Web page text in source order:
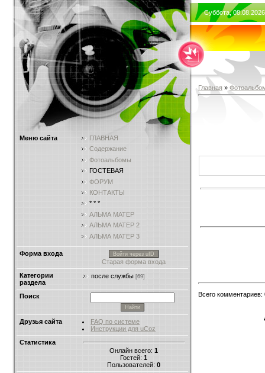
Меню сайта
ГЛАВНАЯ
Содержание
Фотоальбомы
ГОСТЕВАЯ
ФОРУМ
КОНТАКТЫ
* * *
АЛЬМА МАТЕР
АЛЬМА МАТЕР 2
АЛЬМА МАТЕР 3
Форма входа Войти через uID
Старая форма входа
Категории
раздела
после службы [69]
Поиск
Друзья сайта
FAQ по системе
Инструкции для uCoz
Статистика
Онлайн всего: 1
Гостей: 1
Пользователей: 0
Суббота,
Главная »
Всего комментариев: